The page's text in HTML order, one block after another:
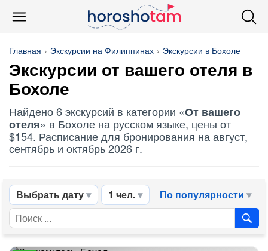
Главная Экскурсии на Филиппинах Экскурсии в Бохоле
Экскурсии от вашего отеля в
Бохоле
Найдено 6 экскурсий в категории «От вашего
отеля» в Бохоле на русском языке, цены от
$154. Расписание для бронирования на август,
сентябрь и октябрь 2026 г.
Выбрать дату 1 чел. По популярности